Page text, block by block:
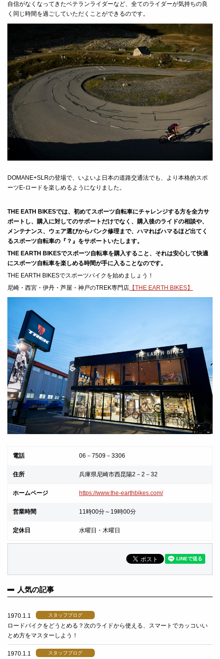
自信がなくなってきたベテランライダーなど、全てのライダーが気持ちの良
く同じ時間を過ごしていただくことができるのです。
DOMANE+SLRの登場で、いよいよ日本の道路交通法でも、より本格的スポ
ーツE-ロードを楽しめるようになりました。
THE EATH BIKESでは、初めてスポーツ自転車にチャレンジする方を全力サ
ポートし、 購入に対してのサポートだけでなく、購入後のライドの相談や、
メンテナンス、ウェア選びからパンク修理まで、ハマればハマるほど出てく
るスポーツ自転車の『？』をサポートいたします。
THE EARTH BIKESでスポーツ自転車を購入すること、それは安心して快適
にスポーツ自転車を楽しめる時間が手に入ることなのです。
THE EARTH BIKESでスポーツバイクを始めましょう！
尼崎・西宮・伊丹・芦屋・神戸のTREK専門店 【THE EARTH BIKES】
電話 06－7509－3306
住所 兵庫県尼崎市西昆陽2－2－32
ホームページ https://www.the-earthbikes.com/
営業時間 11時00分～19時00分
定休日 水曜日・木曜日
人気の記事
1970.1.1 スタッフブログ
ロードバイクをどうとめる？次のライドから使える、スマートでカッコいい
とめ方をマスターしよう！
1970.1.1 スタッフブログ